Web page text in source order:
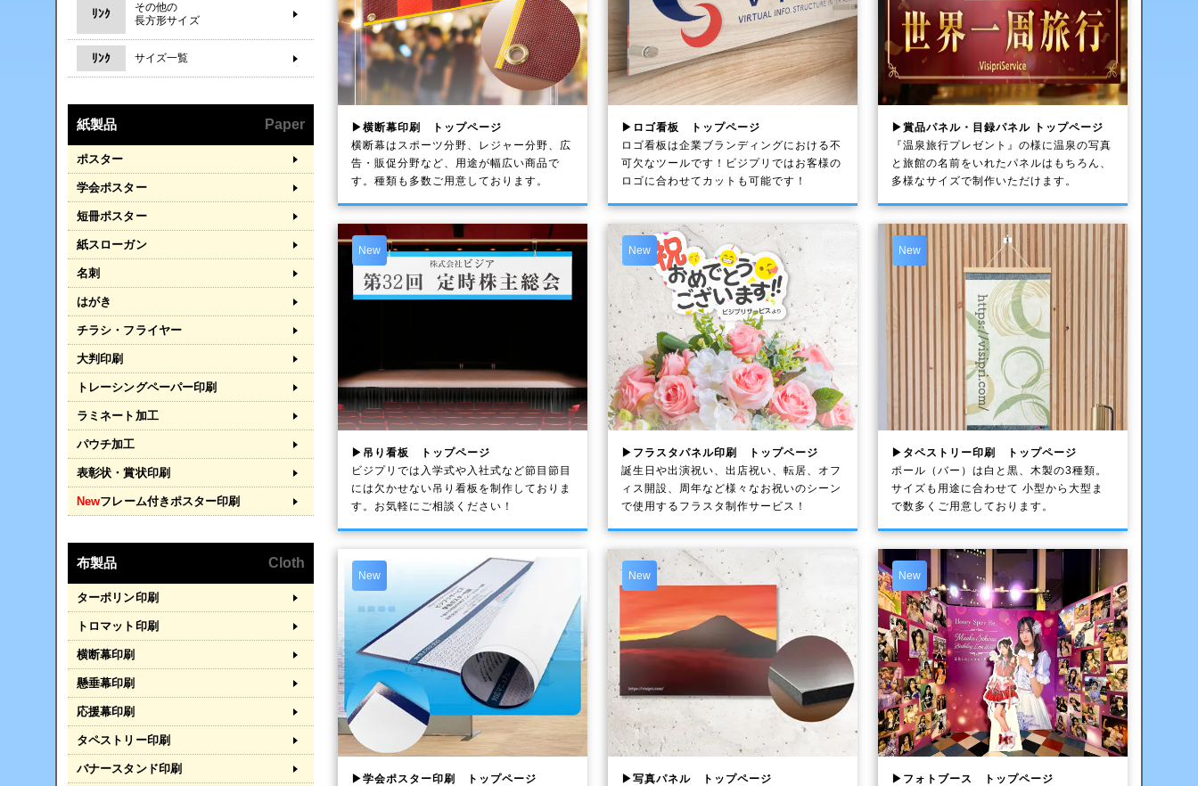
▶横断幕印刷 トップページ
横断幕はスポーツ分野、レジャー分野、広
告・販促分野など、用途が幅広い商品で
す。種類も多数ご用意しております。
▶ロゴ看板 トップページ
ロゴ看板は企業ブランディングにおける不
可欠なツールです！ビジプリではお客様の
ロゴに合わせてカットも可能です！
▶賞品パネル・目録パネル トップページ
『温泉旅行プレゼント』の様に温泉の写真
と旅館の名前をいれたパネルはもちろん、
多様なサイズで制作いただけます。
New
▶吊り看板 トップページ
ビジプリでは入学式や入社式など節目節目
には欠かせない吊り看板を制作しておりま
す。お気軽にご相談ください！
New
▶フラスタパネル印刷 トップページ
誕生日や出演祝い、出店祝い、転居、オフ
ィス開設、周年など様々なお祝いのシーン
で使用するフラスタ制作サービス！
New
▶タペストリー印刷 トップページ
ポール（バー）は白と黒、木製の3種類。
サイズも用途に合わせて 小型から大型ま
で数多くご用意しております。
New
▶学会ポスター印刷 トップページ
New
▶写真パネル トップページ
New
▶フォトブース トップページ
ﾘﾝｸ
その他の
長方形サイズ
ﾘﾝｸ サイズ一覧
紙製品 Paper
ポスター
学会ポスター
短冊ポスター
紙スローガン
名刺
はがき
チラシ・フライヤー
大判印刷
トレーシングペーパー印刷
ラミネート加工
パウチ加工
表彰状・賞状印刷
Newフレーム付きポスター印刷
布製品 Cloth
ターポリン印刷
トロマット印刷
横断幕印刷
懸垂幕印刷
応援幕印刷
タペストリー印刷
バナースタンド印刷